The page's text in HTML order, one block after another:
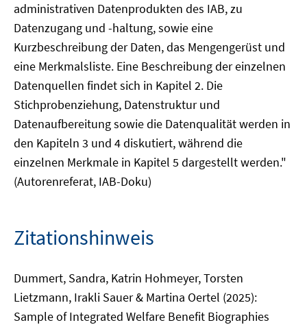
administrativen Datenprodukten des IAB, zu
Datenzugang und -haltung, sowie eine
Kurzbeschreibung der Daten, das Mengengerüst und
eine Merkmalsliste. Eine Beschreibung der einzelnen
Datenquellen findet sich in Kapitel 2. Die
Stichprobenziehung, Datenstruktur und
Datenaufbereitung sowie die Datenqualität werden in
den Kapiteln 3 und 4 diskutiert, während die
einzelnen Merkmale in Kapitel 5 dargestellt werden."
(Autorenreferat, IAB-Doku)
Zitationshinweis
Dummert, Sandra, Katrin Hohmeyer, Torsten
Lietzmann, Irakli Sauer & Martina Oertel (2025):
Sample of Integrated Welfare Benefit Biographies